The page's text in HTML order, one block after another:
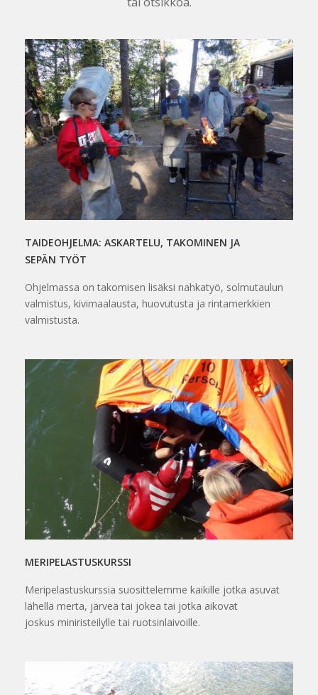
TAIDEOHJELMA: ASKARTELU, TAKOMINEN JA
SEPÄN TYÖT
Ohjelmassa on takomisen lisäksi nahkatyö, solmutaulun
valmistus, kivimaalausta, huovutusta ja rintamerkkien
valmistusta.
MERIPELASTUSKURSSI
Meripelastuskurssia suosittelemme kaikille jotka asuvat
lähellä merta, järveä tai jokea tai jotka aikovat
joskus miniristeilylle tai ruotsinlaivoille.